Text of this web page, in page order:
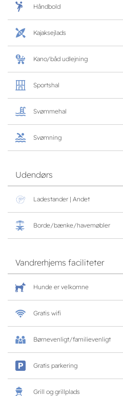
Håndbold
Kajaksejlads
Kano/båd udlejning
Sportshal
Svømmehal
Svømning
Udendørs
Ladestander | Andet
Borde/bænke/havemøbler
Vandrerhjems faciliteter
Hunde er velkomne
Gratis wifi
Børnevenligt/familievenligt
Gratis parkering
Grill og grillplads